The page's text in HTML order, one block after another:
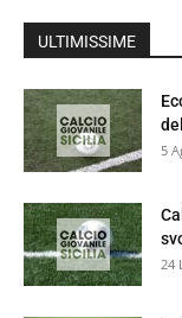
ULTIMISSIME
5
24